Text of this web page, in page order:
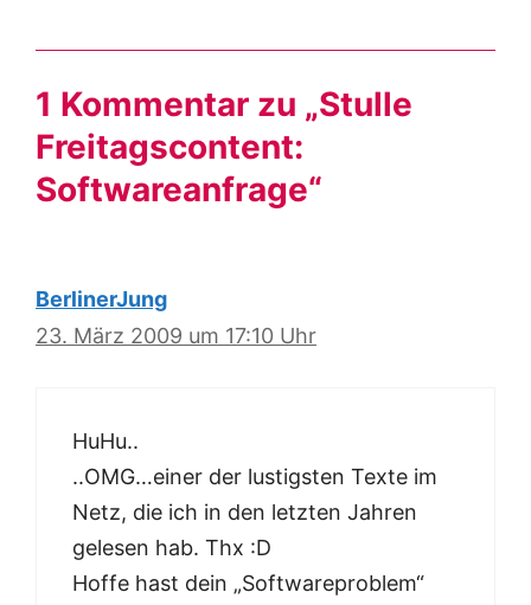
1 Kommentar zu „Stulle
Freitagscontent:
Softwareanfrage“
BerlinerJung
23. März 2009 um 17:10 Uhr
HuHu..
..OMG…einer der lustigsten Texte im
Netz, die ich in den letzten Jahren
gelesen hab. Thx :D
Hoffe hast dein „Softwareproblem“